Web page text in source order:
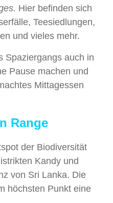
Hier befinden sich
Teesiedlungen,
und vieles mehr.
Spaziergangs auch in
Pause machen und
Mittagessen
Range
der Biodiversität
Kandy und
von Sri Lanka. Die
höchsten Punkt eine